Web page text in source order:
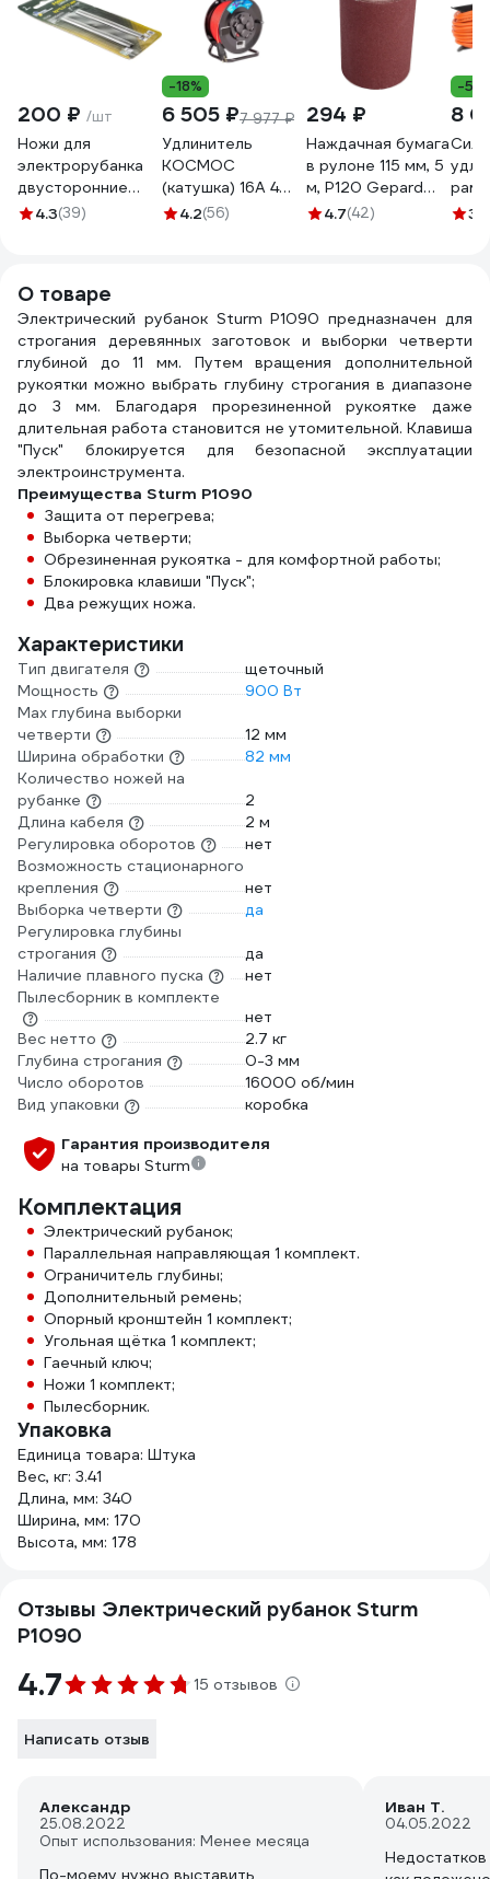
200 ₽ /шт
Ножи для
электрорубанка
двусторонние
TRIO-DIAMOND
4.3(39)
-18%
6 505 ₽7 977 ₽
Удлинитель
КОСМОС
(катушка) 16А 4
гнезда ПВС 3х2,5
4.2(56)
294 ₽
Наждачная бумага
в рулоне 115 мм, 5
м, Р120 Gepard
GP5010-120
4.7(42)
-5%
8
1e-3.9
О товаре
Электрический рубанок Sturm P1090 предназначен для
строгания деревянных заготовок и выборки четверти
глубиной до 11 мм. Путем вращения дополнительной
рукоятки можно выбрать глубину строгания в диапазоне
до 3 мм. Благодаря прорезиненной рукоятке даже
длительная работа становится не утомительной. Клавиша
"Пуск" блокируется для безопасной эксплуатации
электроинструмента.
Преимущества Sturm P1090
Защита от перегрева;
Выборка четверти;
Обрезиненная рукоятка - для комфортной работы;
Блокировка клавиши "Пуск";
Два режущих ножа.
Характеристики
Тип двигателя
щеточный
Мощность
900 Вт
Мах глубина выборки
четверти
12 мм
Ширина обработки
82 мм
Количество ножей на
рубанке
2
Длина кабеля
2 м
Регулировка оборотов
нет
Возможность стационарного
крепления
нет
Выборка четверти
да
Регулировка глубины
строгания
да
Наличие плавного пуска
нет
Пылесборник в комплекте
нет
Вес нетто
2.7 кг
Глубина строгания
0-3 мм
Число оборотов
16000 об/мин
Вид упаковки
коробка
Гарантия производителя
на товары Sturm
Комплектация
Электрический рубанок;
Параллельная направляющая 1 комплект.
Ограничитель глубины;
Дополнительный ремень;
Опорный кронштейн 1 комплект;
Угольная щётка 1 комплект;
Гаечный ключ;
Ножи 1 комплект;
Пылесборник.
Упаковка
Единица товара: Штука
Вес, кг: 3.41
Длина, мм: 340
Ширина, мм: 170
Высота, мм: 178
Отзывы Электрический рубанок Sturm
P1090
4.7 15 отзывов
Написать отзыв
Александр
25.08.2022
Опыт использования: Менее месяца
Иван Т.
04.05.2022